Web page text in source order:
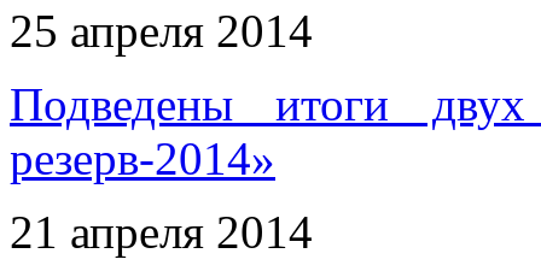
25 апреля 2014
Подведены итоги
резерв-2014»
21 апреля 2014